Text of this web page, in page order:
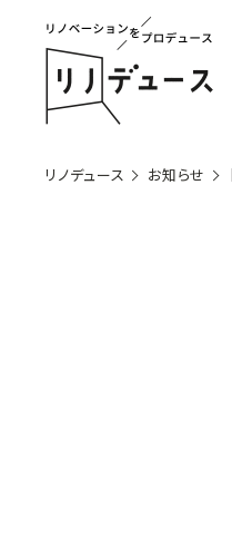
リノデュース お知らせ